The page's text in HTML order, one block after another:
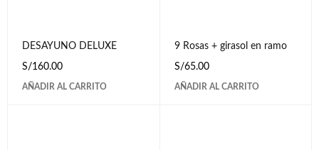
DESAYUNO DELUXE
S/160.00
AÑADIR AL CARRITO
9 Rosas + girasol en ramo
S/65.00
AÑADIR AL CARRITO